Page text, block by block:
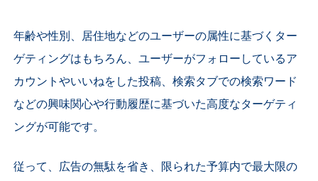
年齢や性別、居住地などのユーザーの属性に基づくター
ゲティングはもちろん、ユーザーがフォローしているア
カウントやいいねをした投稿、検索タブでの検索ワード
などの興味関心や行動履歴に基づいた高度なターゲティ
ングが可能です。
従って、広告の無駄を省き、限られた予算内で最大限の